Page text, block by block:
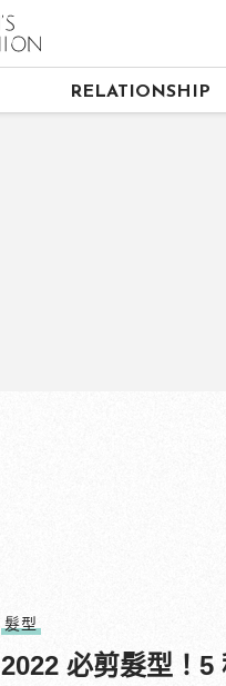
RELATIONSHIP
髮型
2022 必剪髮型！5